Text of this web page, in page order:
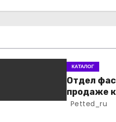
КАТАЛОГ
Отдел
продаже
фасадных
Petted_ru